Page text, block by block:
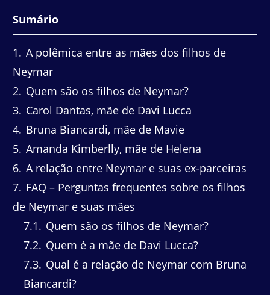
Sumário
1
A polêmica entre as mães dos filhos de
Neymar
2 Quem são os filhos de Neymar?
3 Carol Dantas, mãe de Davi Lucca
4 Bruna Biancardi, mãe de Mavie
5 Amanda Kimberlly, mãe de Helena
6 A relação entre Neymar e suas ex-parceiras
7 FAQ – Perguntas frequentes sobre os filhos
de Neymar e suas mães
7.1
Quem são os filhos de Neymar?
7.2 Quem é a mãe de Davi Lucca?
7.3 Qual é a relação de Neymar com Bruna
Biancardi?